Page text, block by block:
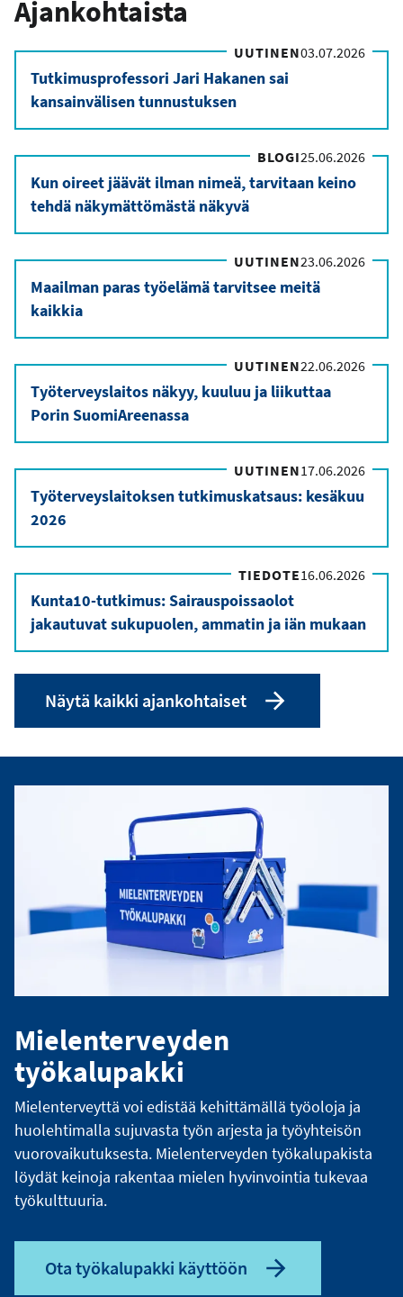
Ajankohtaista
UUTINEN03.07.2026
Tutkimusprofessori Jari Hakanen sai
kansainvälisen tunnustuksen
BLOGI25.06.2026
Kun oireet jäävät ilman nimeä, tarvitaan keino
tehdä näkymättömästä näkyvä
UUTINEN23.06.2026
Maailman paras työelämä tarvitsee meitä
kaikkia
UUTINEN22.06.2026
Työterveyslaitos näkyy, kuuluu ja liikuttaa
Porin SuomiAreenassa
UUTINEN17.06.2026
Työterveyslaitoksen tutkimuskatsaus: kesäkuu
2026
TIEDOTE16.06.2026
Kunta10-tutkimus: Sairauspoissaolot
jakautuvat sukupuolen, ammatin ja iän mukaan
Näytä kaikki ajankohtaiset
Mielenterveyden
työkalupakki
Mielenterveyttä voi edistää kehittämällä työoloja ja
huolehtimalla sujuvasta työn arjesta ja työyhteisön
vuorovaikutuksesta. Mielenterveyden työkalupakista
löydät keinoja rakentaa mielen hyvinvointia tukevaa
työkulttuuria.
Ota työkalupakki käyttöön